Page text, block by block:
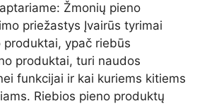
Žmonių pieno
priežastys Įvairūs tyrimai
produktai, ypač riebūs
produktai, turi naudos
funkcijai ir kai kuriems kitiems
Riebios pieno produktų